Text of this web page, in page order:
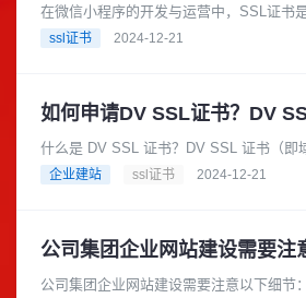
在微信小程序的开发与运营中，SSL证书
用户隐私和提升用户信任的重要工具。根
ssl证书 2024-12-21
如何申请DV SSL证书？DV
什么是 DV SSL 证书？DV SSL 证书（即
证域名所有权来快速保护您的网站。它是
企业建站 ssl证书 2024-12-21
公司集团企业网站建设需要注意以下细节